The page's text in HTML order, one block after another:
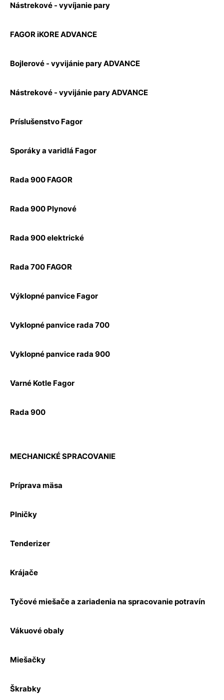
Nástrekové - vyvíjanie pary
FAGOR iKORE ADVANCE
Bojlerové - vyvijánie pary ADVANCE
Nástrekové - vyvijánie pary ADVANCE
Príslušenstvo Fagor
Sporáky a varidlá Fagor
Rada 900 FAGOR
Rada 900 Plynové
Rada 900 elektrické
Rada 700 FAGOR
Výklopné panvice Fagor
Vyklopné panvice rada 700
Vyklopné panvice rada 900
Varné Kotle Fagor
Rada 900
MECHANICKÉ SPRACOVANIE
Príprava mäsa
Plničky
Tenderizer
Krájače
Tyčové miešače a zariadenia na spracovanie potravín
Vákuové obaly
Miešačky
Škrabky